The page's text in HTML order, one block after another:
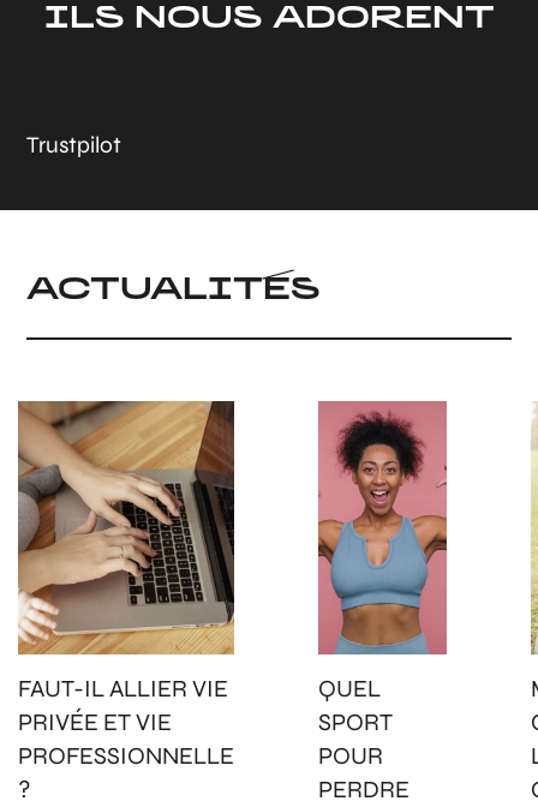
ILS NOUS ADORENT
Trustpilot
ACTUALITÉS
FAUT-IL ALLIER VIE
PRIVÉE ET VIE
PROFESSIONNELLE
?
QUEL
SPORT
POUR
PERDRE